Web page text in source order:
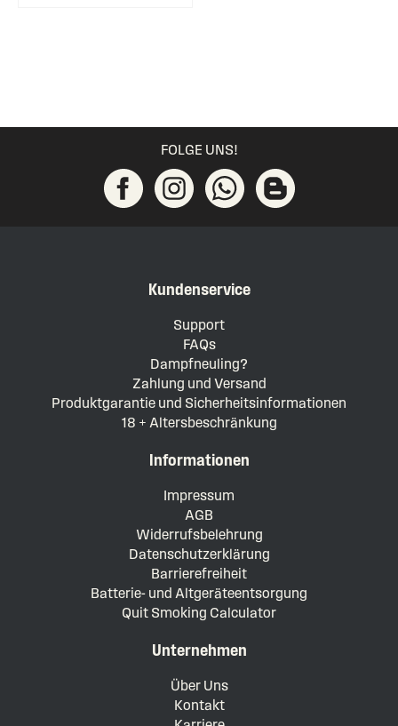
FOLGE UNS!
Kundenservice
Support
FAQs
Dampfneuling?
Zahlung und Versand
Produktgarantie und Sicherheitsinformationen
18 + Altersbeschränkung
Informationen
Impressum
AGB
Widerrufsbelehrung
Datenschutzerklärung
Barrierefreiheit
Batterie- und Altgeräteentsorgung
Quit Smoking Calculator
Unternehmen
Über Uns
Kontakt